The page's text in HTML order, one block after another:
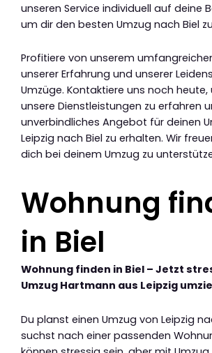
unseren Service individuell auf deine
um dir den besten Umzug nach Biel
Profitiere von unserem
unserer Erfahrung und unserer
Umzüge. Kontaktiere uns noch
unsere Dienstleistungen zu erfahren
unverbindliches Angebot für deinen
Leipzig nach Biel zu erhalten. Wir
dich bei deinem Umzug zu
Wohnung
in Biel
Wohnung finden in Biel – Jetzt
Umzug Hartmann aus Leipzig
Du planst einen Umzug von Leipzig
suchst nach einer passenden